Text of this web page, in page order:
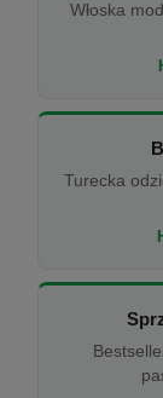
Włoska
Turecka